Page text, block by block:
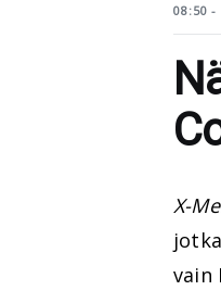
08:50 -
X-
vain